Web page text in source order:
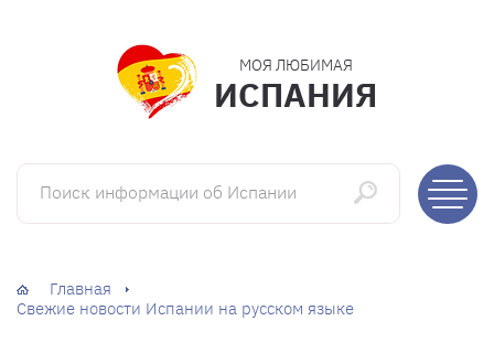
МОЯ ЛЮБИМАЯ
ИСПАНИЯ
Поиск информации об Испании
Главная
Свежие новости Испании на русском языке